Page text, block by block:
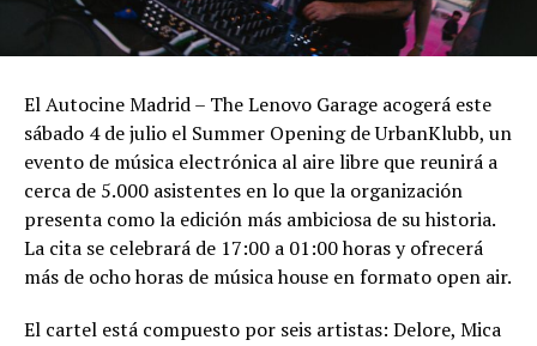
El Autocine Madrid – The Lenovo Garage acogerá este
sábado 4 de julio el Summer Opening de UrbanKlubb, un
evento de música electrónica al aire libre que reunirá a
cerca de 5.000 asistentes en lo que la organización
presenta como la edición más ambiciosa de su historia.
La cita se celebrará de 17:00 a 01:00 horas y ofrecerá
más de ocho horas de música house en formato open air.
El cartel está compuesto por seis artistas: Delore, Mica